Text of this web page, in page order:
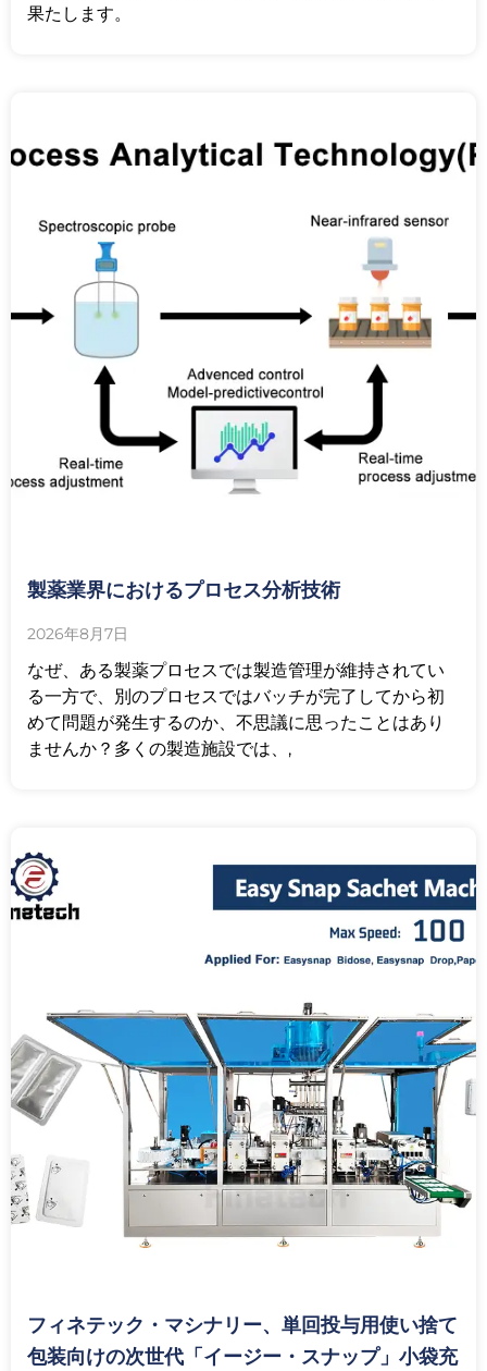
果たします。
製薬業界におけるプロセス分析技術
2026年8月7日
なぜ、ある製薬プロセスでは製造管理が維持されてい
る一方で、別のプロセスではバッチが完了してから初
めて問題が発生するのか、不思議に思ったことはあり
ませんか？多くの製造施設では、,
フィネテック・マシナリー、単回投与用使い捨て
包装向けの次世代「イージー・スナップ」小袋充